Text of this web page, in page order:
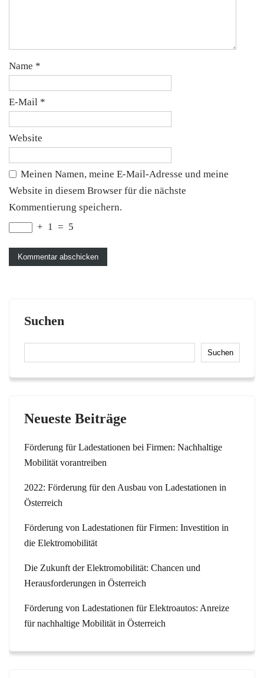
Name *
E-Mail *
Website
Meinen Namen, meine E-Mail-Adresse und meine
Website in diesem Browser für die nächste
Kommentierung speichern.
+ 1 = 5
Suchen
Suchen
Neueste Beiträge
Förderung für Ladestationen bei Firmen: Nachhaltige
Mobilität vorantreiben
2022: Förderung für den Ausbau von Ladestationen in
Österreich
Förderung von Ladestationen für Firmen: Investition in
die Elektromobilität
Die Zukunft der Elektromobilität: Chancen und
Herausforderungen in Österreich
Förderung von Ladestationen für Elektroautos: Anreize
für nachhaltige Mobilität in Österreich